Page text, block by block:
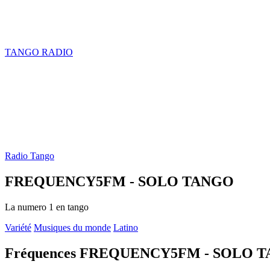
TANGO RADIO
Radio Tango
FREQUENCY5FM - SOLO TANGO
La numero 1 en tango
Variété Musiques du monde Latino
Fréquences FREQUENCY5FM - SOLO